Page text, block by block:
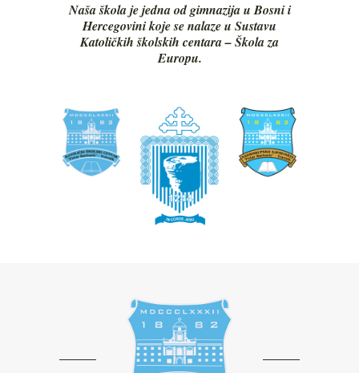
Naša škola je jedna od gimnazija u Bosni i
Hercegovini koje se nalaze u Sustavu
Katoličkih školskih centara – Škola za
Europu.